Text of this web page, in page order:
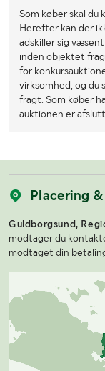
Som køber skal
Herefter kan der
adskiller sig
inden objektet
for
virksomhed, og du
fragt. Som køber
auktionen er
Placering
Guldborgsund,
modtager du
modtaget din